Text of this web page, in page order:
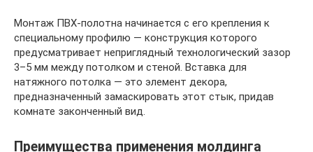
Монтаж ПВХ-полотна начинается с его крепления к
специальному профилю — конструкция которого
предусматривает неприглядный технологический зазор
3–5 мм между потолком и стеной. Вставка для
натяжного потолка — это элемент декора,
предназначенный замаскировать этот стык, придав
комнате законченный вид.
Преимущества применения молдинга